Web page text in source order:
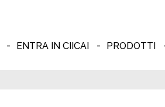
ENTRA IN CIICAI PRODOTTI